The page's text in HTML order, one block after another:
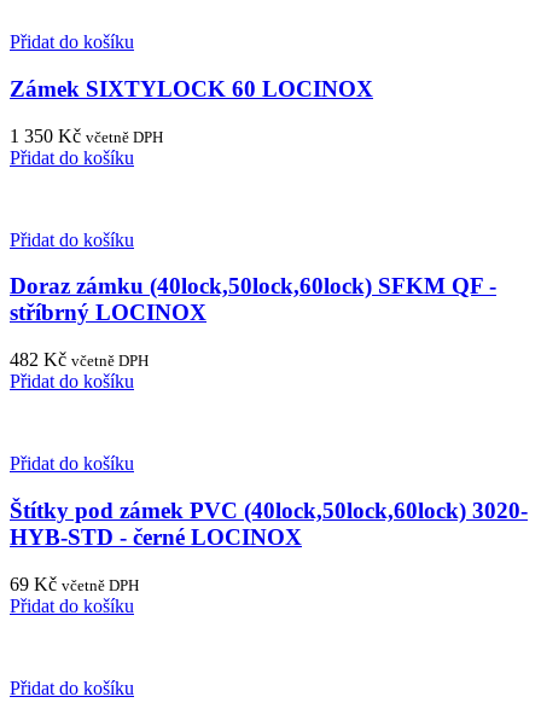
Přidat do košíku
Zámek SIXTYLOCK 60 LOCINOX
1 350 Kč včetně DPH
Přidat do košíku
Přidat do košíku
Doraz zámku (40lock,50lock,60lock) SFKM QF -
stříbrný LOCINOX
482 Kč včetně DPH
Přidat do košíku
Přidat do košíku
Štítky pod zámek PVC (40lock,50lock,60lock) 3020-
HYB-STD - černé LOCINOX
69 Kč včetně DPH
Přidat do košíku
Přidat do košíku